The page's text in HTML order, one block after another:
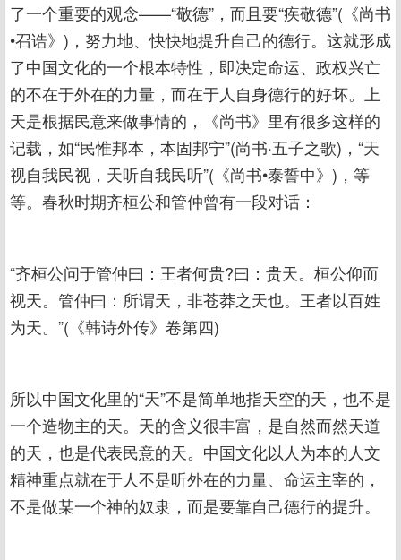
了一个重要的观念——“敬德”，而且要“疾敬德”(《尚书
•召诰》)，努力地、快快地提升自己的德行。这就形成
了中国文化的一个根本特性，即决定命运、政权兴亡
的不在于外在的力量，而在于人自身德行的好坏。上
天是根据民意来做事情的，《尚书》里有很多这样的
记载，如“民惟邦本，本固邦宁”(尚书·五子之歌)，“天
视自我民视，天听自我民听”(《尚书•泰誓中》)，等
等。春秋时期齐桓公和管仲曾有一段对话：
“齐桓公问于管仲曰：王者何贵?曰：贵天。桓公仰而
视天。管仲曰：所谓天，非苍莽之天也。王者以百姓
为天。”(《韩诗外传》卷第四)
所以中国文化里的“天”不是简单地指天空的天，也不是
一个造物主的天。天的含义很丰富，是自然而然天道
的天，也是代表民意的天。中国文化以人为本的人文
精神重点就在于人不是听外在的力量、命运主宰的，
不是做某一个神的奴隶，而是要靠自己德行的提升。